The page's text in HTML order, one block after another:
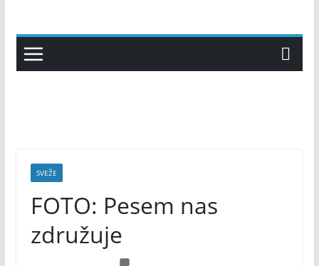
content
SVEŽE
FOTO: Pesem nas
združuje